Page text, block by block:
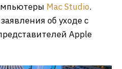
Mac Studio.
об уходе с
Apple